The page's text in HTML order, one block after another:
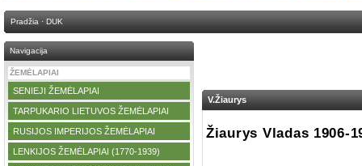
Pradžia · DUK
Navigacija
ŽEMĖLAPIAI
· SENIEJI ŽEMĖLAPIAI
· TARPUKARIO LIETUVOS ŽEMĖLAPIAI
· RUSIJOS IMPERIJOS ŽEMĖLAPIAI
· LENKIJOS ŽEMĖLAPIAI (1770-1939)
V.Žiaurys
Žiaurys Vladas 1906-